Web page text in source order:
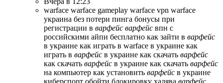
warface warface gameplay warface vpn warface
украина без потери пинга бонусы при
регистрации в варфейс варфейс впн с
российскими айпи бесплатно как зайти в варфейс
в украине как играть в warface в украине как
играть в варфейс в украине как скачать варфейс
как скачать варфейс в украине как скачать варфейс
на компьютер как установить варфейс в украине
киберспорт обойти блокировку халява варфейс